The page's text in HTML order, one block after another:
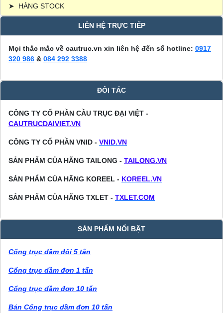
➤ HÀNG STOCK
LIÊN HỆ TRỰC TIẾP
Mọi thắc mắc về cautruc.vn xin liên hệ đến số hotline: 0917
320 986 & 084 292 3388
ĐỐI TÁC
CÔNG TY CỔ PHẦN CẦU TRỤC ĐẠI VIỆT -
CAUTRUCDAIVIET.VN
CÔNG TY CỔ PHẦN VNID - VNID.VN
SẢN PHẨM CỦA HÃNG TAILONG - TAILONG.VN
SẢN PHẨM CỦA HÃNG KOREEL - KOREEL.VN
SẢN PHẨM CỦA HÃNG TXLET - TXLET.COM
SẢN PHẨM NỔI BẬT
Cổng trục dầm đôi 5 tấn
Cổng trục dầm đơn 1 tấn
Cổng trục dầm đơn 10 tấn
Bán Cổng trục dầm đơn 10 tấn